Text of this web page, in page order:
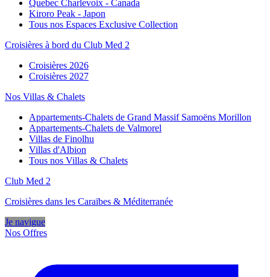
Quebec Charlevoix - Canada
Kiroro Peak - Japon
Tous nos Espaces Exclusive Collection
Croisières à bord du Club Med 2
Croisières 2026
Croisières 2027
Nos Villas & Chalets
Appartements-Chalets de Grand Massif Samoëns Morillon
Appartements-Chalets de Valmorel
Villas de Finolhu
Villas d'Albion
Tous nos Villas & Chalets
Club Med 2
Croisières dans les Caraïbes & Méditerranée
Je navigue
Nos Offres